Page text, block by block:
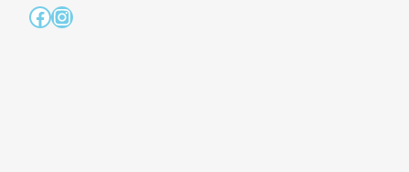
Facebook
Instagram